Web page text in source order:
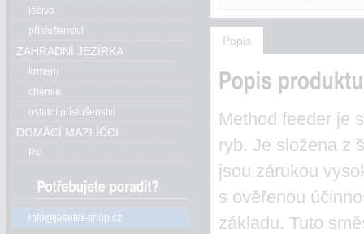
Popis
Method feeder je
ryb. Je složena z
jsou zárukou
s ověřenou
základu. Tuto
léčiva
příslušenství
ZAHRADNÍ JEZÍRKA
krmení
chemie
ostatní příslušenství
DOMÁCÍ MAZLÍČCI
Psi
info@jeseter-shop.cz